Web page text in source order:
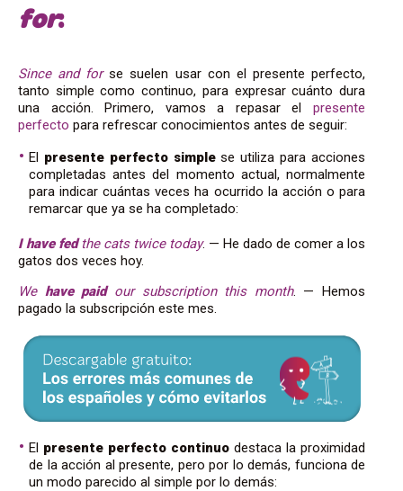
for:
Since and forse suelen usar con el presente perfecto,
tanto simple como continuo, para expresar cuánto dura
una acción. Primero, vamos a repasar el presente
perfecto para refrescar conocimientos antes de seguir:
El presente perfecto simplese utiliza para acciones
completadas antes del momento actual, normalmente
para indicar cuántas veces ha ocurrido la acción o para
remarcar que ya se ha completado:
I have fedthe cats twice today. — He dado de comer a los
gatos dos veces hoy.
We have paidour subscription this month. — Hemos
pagado la subscripción este mes.
El presente perfecto continuo destaca la proximidad
de la acción al presente, pero por lo demás, funciona de
un modo parecido al simple por lo demás: